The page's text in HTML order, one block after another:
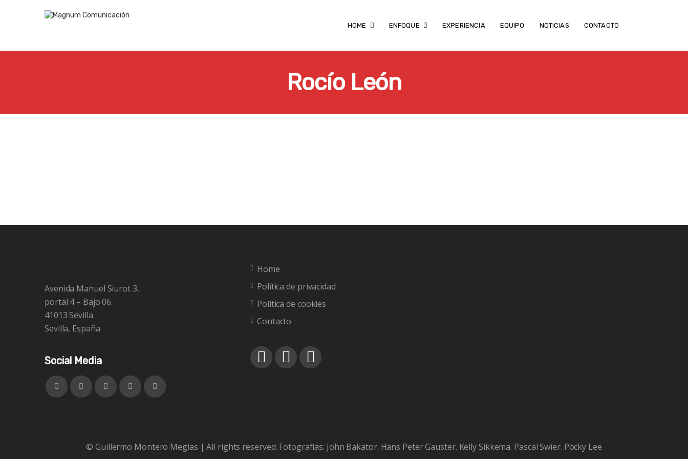
HOME ENFOQUE EXPERIENCIA EQUIPO NOTICIAS CONTACTO
Rocío León
Avenida Manuel Siurot 3,
portal 4 – Bajo 06.
41013 Sevilla.
Sevilla, España
Social Media
Home
Política de privacidad
Política de cookies
Contacto
© Guillermo Montero Megias | All rights reserved. Fotografías: John Bakator. Hans Peter Gauster. Kelly Sikkema. Pascal Swier. Pocky Lee